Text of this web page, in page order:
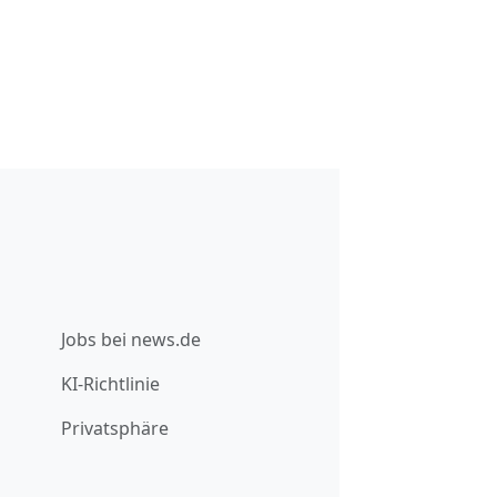
Jobs bei news.de
KI-Richtlinie
Privatsphäre